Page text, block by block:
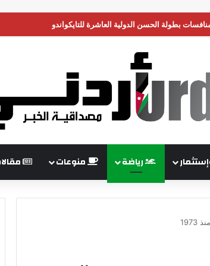
لبدء هدنة في غزة
رياضة منوعات